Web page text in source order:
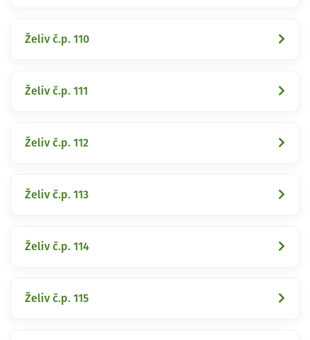
Želiv č.p. 110
Želiv č.p. 111
Želiv č.p. 112
Želiv č.p. 113
Želiv č.p. 114
Želiv č.p. 115